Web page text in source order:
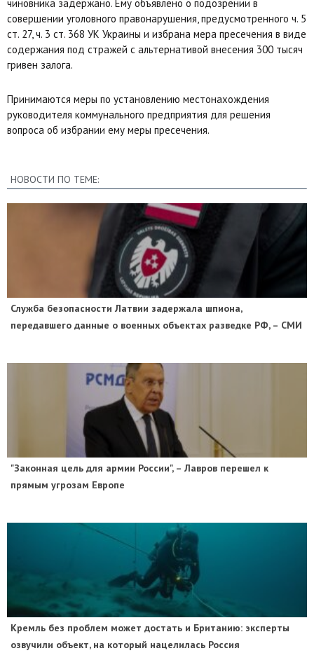
чиновника задержано. Ему объявлено о подозрении в
совершении уголовного правонарушения, предусмотренного ч. 5
ст. 27, ч. 3 ст. 368 УК Украины и избрана мера пресечения в виде
содержания под стражей с альтернативой внесения 300 тысяч
гривен залога.
Принимаются меры по установлению местонахождения
руководителя коммунального предприятия для решения
вопроса об избрании ему меры пресечения.
НОВОСТИ ПО ТЕМЕ:
Служба безопасности Латвии задержала шпиона,
передавшего данные о военных объектах разведке РФ, – СМИ
"Законная цель для армии России", – Лавров перешел к
прямым угрозам Европе
​Кремль без проблем может достать и Британию: эксперты
озвучили объект, на который нацелилась Россия